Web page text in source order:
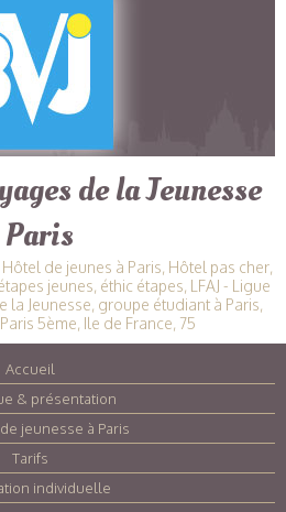
de la Jeunesse
Paris
de jeunes à Paris, Hôtel pas cher,
jeunes, éthic étapes, LFAJ - Ligue
la Jeunesse, groupe étudiant à Paris,
5ème, Ile de France, 75
Accueil
& présentation
jeunesse à Paris
Tarifs
individuelle